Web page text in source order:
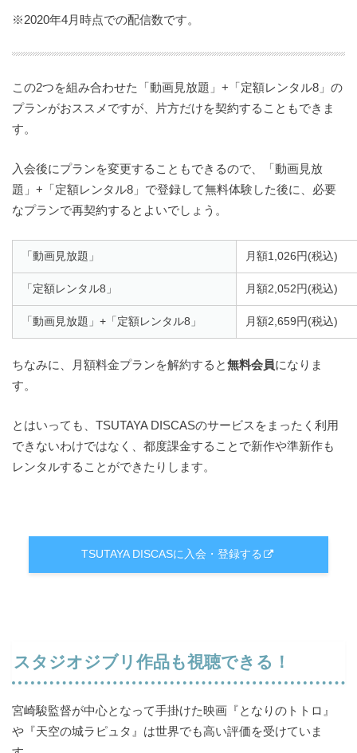
※2020年4月時点での配信数です。
この2つを組み合わせた「動画見放題」+「定額レンタル8」の
プランがおススメですが、片方だけを契約することもできま
す。
入会後にプランを変更することもできるので、「動画見放
題」+「定額レンタル8」で登録して無料体験した後に、必要
なプランで再契約するとよいでしょう。
「動画見放題」 月額1,026円(税込)
「定額レンタル8」 月額2,052円(税込)
「動画見放題」+「定額レンタル8」 月額2,659円(税込)
ちなみに、月額料金プランを解約すると無料会員になりま
す。
とはいっても、TSUTAYA DISCASのサービスをまったく利用
できないわけではなく、都度課金することで新作や準新作も
レンタルすることができたりします。
TSUTAYA DISCASに入会・登録する
スタジオジブリ作品も視聴できる！
宮崎駿監督が中心となって手掛けた映画『となりのトトロ』
や『天空の城ラピュタ』は世界でも高い評価を受けていま